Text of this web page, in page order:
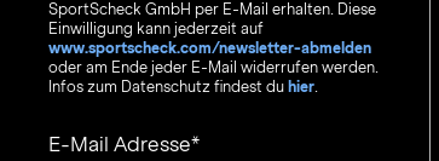
SportScheck GmbH per E-Mail erhalten. Diese
Einwilligung kann jederzeit auf
www.sportscheck.com/newsletter-abmelden
oder am Ende jeder E-Mail widerrufen werden.
Infos zum Datenschutz findest du hier.
E-Mail Adresse